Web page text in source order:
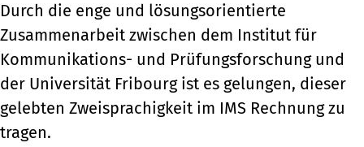
Durch die enge und lösungsorientierte
Zusammenarbeit zwischen dem Institut für
Kommunikations- und Prüfungsforschung und
der Universität Fribourg ist es gelungen, dieser
gelebten Zweisprachigkeit im IMS Rechnung zu
tragen.